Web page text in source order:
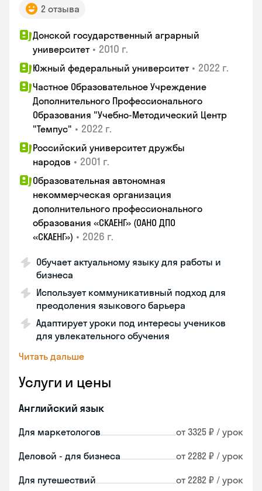
2 отзыва
Донской государственный аграрный
университет • 2010 г.
Южный федеральный университет • 2022 г.
Частное Образовательное Учреждение
Дополнительного Профессионального
Образования "Учебно-Методический Центр
"Темпус" • 2022 г.
Российский университет дружбы
народов • 2001 г.
Образовательная автономная
некоммерческая организация
дополнительного профессионального
образования «СКАЕНГ» (ОАНО ДПО
«СКАЕНГ») • 2026 г.
Обучает актуальному языку для работы и
бизнеса
Использует коммуникативный подход для
преодоления языкового барьера
Адаптирует уроки под интересы учеников
для увлекательного обучения
Читать дальше
Услуги и цены
Английский язык
Для маркетологов от 3325 ₽ / урок
Деловой - для бизнеса от 2282 ₽ / урок
Для путешествий от 2282 ₽ / урок